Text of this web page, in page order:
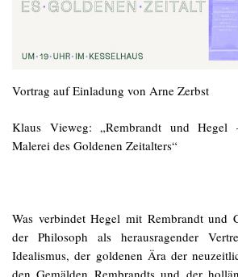
Vortrag auf Einladung von Arne Zerbst
Klaus Vieweg: „Rembrandt und Hegel
Malerei des Goldenen Zeitalters“
Was verbindet Hegel mit Rembrandt und
der Philosoph als herausragender
Idealismus, der goldenen Ära der
den Gemälden Rembrandts und der